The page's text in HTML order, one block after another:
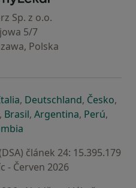
Sp. z o.o.
5/7
Polska
nové záložce
otevře v nové záložce
se otevře v nové záložce
, Deutschlandse otevře v
, Českose
,
záložce
v nové záložce
otevře v nové záložce
, Brasilse otevře v nové
, Argentinase otevře v
, Perúse
,
článek 24: 15.395.179
- Červen 2026